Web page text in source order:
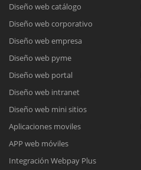
Diseño web catálogo
Diseño web corporativo
Diseño web empresa
Diseño web pyme
Diseño web portal
Diseño web intranet
Diseño web mini sitios
Aplicaciones moviles
APP web móviles
Integración Webpay Plus